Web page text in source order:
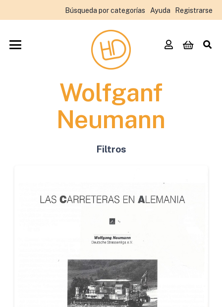
Búsqueda por categorías Ayuda Registrarse
Wolfganf
Neumann
Filtros